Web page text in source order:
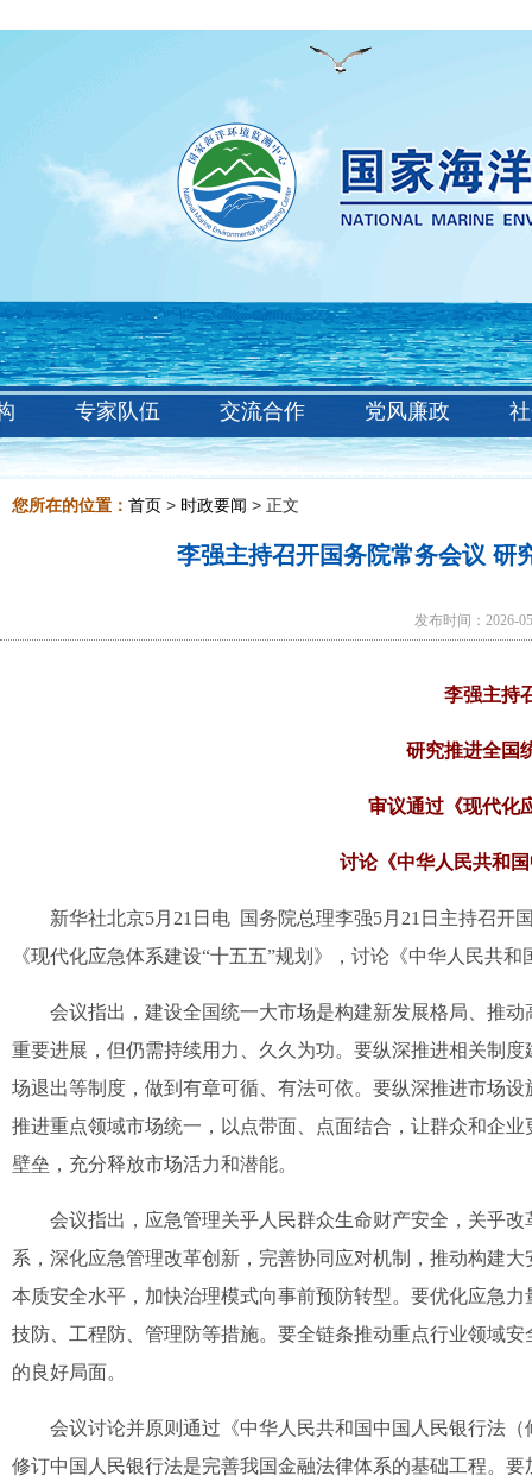
专家队伍 交流合作 党风廉政
您所在的位置： 首页 > 时政要闻 > 正文
李强主持召开国务院常务会议 研
发布时间：2026-
李强主持
研究推进全国
审议通过《现代化
讨论《中华人民共和
新华社北京5月21日电 国务院总理李强5月21日主持召开
《现代化应急体系建设“十五五”规划》，讨论《中华人民共
会议指出，建设全国统一大市场是构建新发展格局、推
重要进展，但仍需持续用力、久久为功。要纵深推进相关制
场退出等制度，做到有章可循、有法可依。要纵深推进市场
推进重点领域市场统一，以点带面、点面结合，让群众和企
壁垒，充分释放市场活力和潜能。
会议指出，应急管理关乎人民群众生命财产安全，关乎
系，深化应急管理改革创新，完善协同应对机制，推动构建
本质安全水平，加快治理模式向事前预防转型。要优化应急
技防、工程防、管理防等措施。要全链条推动重点行业领域
的良好局面。
会议讨论并原则通过《中华人民共和国中国人民银行法
修订中国人民银行法是完善我国金融法律体系的基础工程。